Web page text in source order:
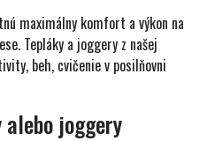
maximálny komfort a výkon na
Tepláky a joggery z našej
beh, cvičenie v posilňovni
joggery